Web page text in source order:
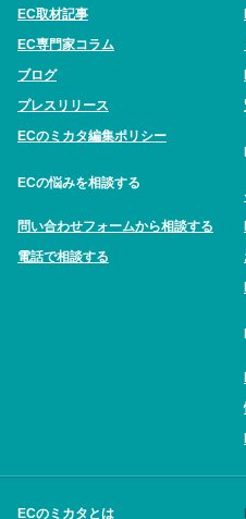
EC取材記事
EC専門家コラム
ブログ
プレスリリース
ECのミカタ編集ポリシー
ECの悩みを相談する
問い合わせフォームから相談する
電話で相談する
ECのミカタとは